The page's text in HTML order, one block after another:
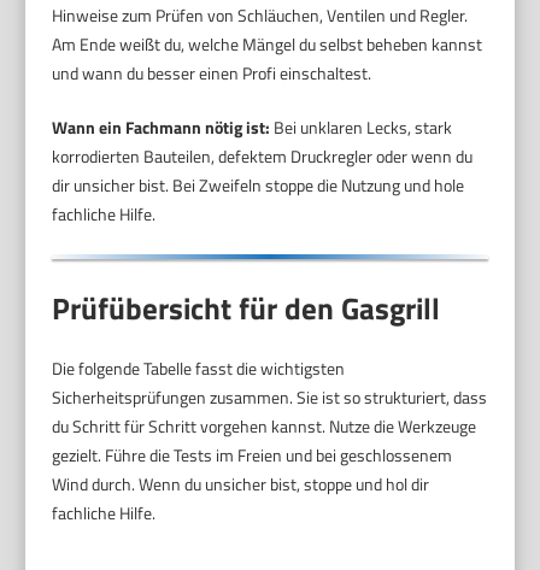
Hinweise zum Prüfen von Schläuchen, Ventilen und Regler.
Am Ende weißt du, welche Mängel du selbst beheben kannst
und wann du besser einen Profi einschaltest.
Wann ein Fachmann nötig ist: Bei unklaren Lecks, stark
korrodierten Bauteilen, defektem Druckregler oder wenn du
dir unsicher bist. Bei Zweifeln stoppe die Nutzung und hole
fachliche Hilfe.
Prüfübersicht für den Gasgrill
Die folgende Tabelle fasst die wichtigsten
Sicherheitsprüfungen zusammen. Sie ist so strukturiert, dass
du Schritt für Schritt vorgehen kannst. Nutze die Werkzeuge
gezielt. Führe die Tests im Freien und bei geschlossenem
Wind durch. Wenn du unsicher bist, stoppe und hol dir
fachliche Hilfe.